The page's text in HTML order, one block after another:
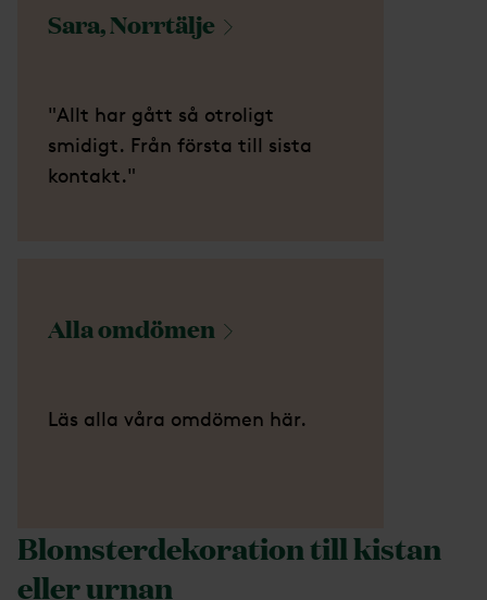
Sara,Norrtälje
"Allt har gått så otroligt
smidigt. Från första till sista
kontakt."
Allaomdömen
Läs alla våra omdömen här.
Blomsterdekoration till kistan
eller urnan